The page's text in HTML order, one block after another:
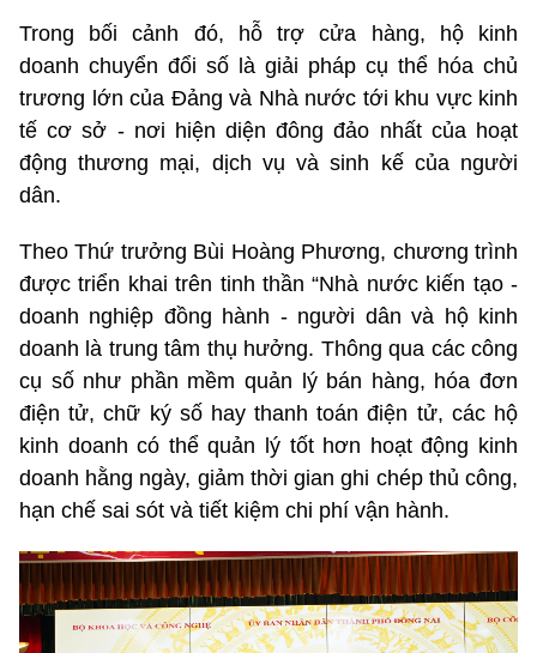
Trong bối cảnh đó, hỗ trợ cửa hàng, hộ kinh
doanh chuyển đổi số là giải pháp cụ thể hóa chủ
trương lớn của Đảng và Nhà nước tới khu vực kinh
tế cơ sở - nơi hiện diện đông đảo nhất của hoạt
động thương mại, dịch vụ và sinh kế của người
dân.
Theo Thứ trưởng Bùi Hoàng Phương, chương trình
được triển khai trên tinh thần “Nhà nước kiến tạo -
doanh nghiệp đồng hành - người dân và hộ kinh
doanh là trung tâm thụ hưởng. Thông qua các công
cụ số như phần mềm quản lý bán hàng, hóa đơn
điện tử, chữ ký số hay thanh toán điện tử, các hộ
kinh doanh có thể quản lý tốt hơn hoạt động kinh
doanh hằng ngày, giảm thời gian ghi chép thủ công,
hạn chế sai sót và tiết kiệm chi phí vận hành.